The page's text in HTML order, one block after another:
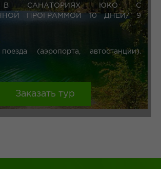
В САНАТОРИЯХ ЮКО С
ПРОГРАММОЙ 10 ДНЕЙ/ 9
(аэропорта, автостанции).
Заказать тур